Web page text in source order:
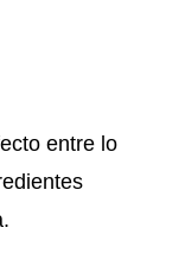
entre lo